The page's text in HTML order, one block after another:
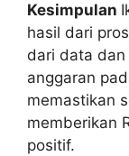
Kesimpulan
hasil dari
dari data
anggaran
memastikan
memberikan
positif.